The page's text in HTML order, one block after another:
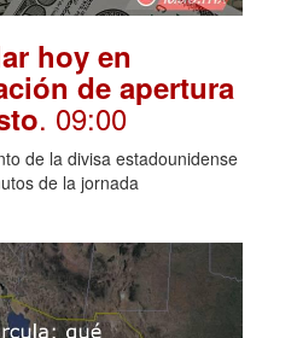
hoy en
de apertura
. 09:00
de la divisa estadounidense
de la jornada